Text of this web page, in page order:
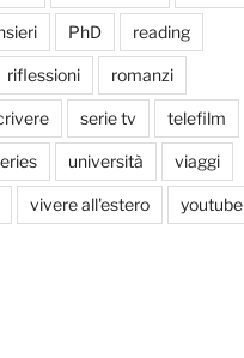
PhD reading
riflessioni romanzi
serie tv telefilm
università viaggi
vivere all'estero youtube